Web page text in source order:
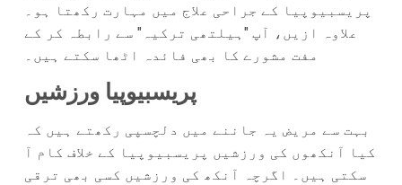
پریسبیوپیا کے جراحی علاج میں مہارت رکھتا ہو۔
علاوہ ازیں، آپ "ہیلتھی ترکیہ" سے رابطہ کر کے
مفت مشورے کا بھی فائدہ اٹھا سکتے ہیں۔
پریسبیوپیا ورزشیں
بہت سے مریض یہ جاننے میں دلچسپی رکھتے ہیں کہ
کیا آنکھوں کی ورزشیں پریسبیوپیا کے خلاف کام آ
سکتی ہیں۔ اگرچہ آنکھ کی ورزشیں کسی بھی ترقی